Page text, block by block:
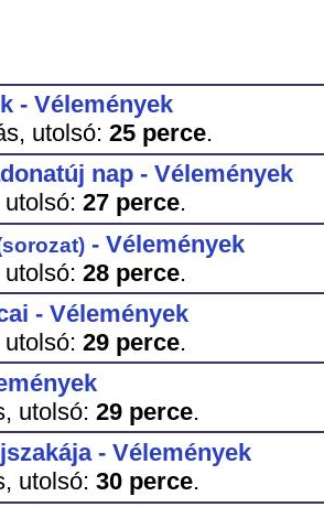
- Vélemények
utolsó: 25 perce.
nap - Vélemények
utolsó: 27 perce.
- Vélemények
utolsó: 28 perce.
- Vélemények
utolsó: 29 perce.
utolsó: 29 perce.
- Vélemények
utolsó: 30 perce.